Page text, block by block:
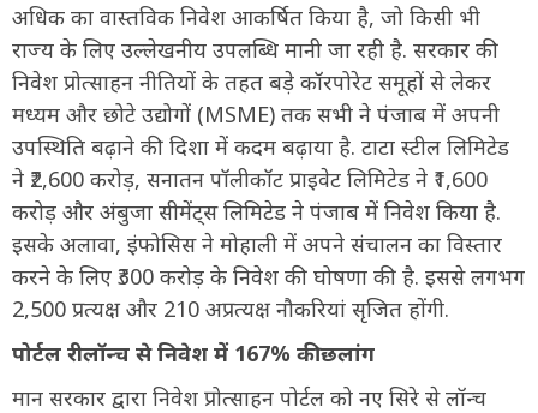
अधिक का वास्तविक निवेश आकर्षित किया है, जो किसी भी
राज्य के लिए उल्लेखनीय उपलब्धि मानी जा रही है. सरकार की
निवेश प्रोत्साहन नीतियों के तहत बड़े कॉरपोरेट समूहों से लेकर
मध्यम और छोटे उद्योगों (MSME) तक सभी ने पंजाब में अपनी
उपस्थिति बढ़ाने की दिशा में कदम बढ़ाया है. टाटा स्टील लिमिटेड
ने ₹2,600 करोड़, सनातन पॉलीकॉट प्राइवेट लिमिटेड ने ₹1,600
करोड़ और अंबुजा सीमेंट्स लिमिटेड ने पंजाब में निवेश किया है.
इसके अलावा, इंफोसिस ने मोहाली में अपने संचालन का विस्तार
करने के लिए ₹300 करोड़ के निवेश की घोषणा की है. इससे लगभग
2,500 प्रत्यक्ष और 210 अप्रत्यक्ष नौकरियां सृजित होंगी.
पोर्टल रीलॉन्च से निवेश में 167% की छलांग
मान सरकार द्वारा निवेश प्रोत्साहन पोर्टल को नए सिरे से लॉन्च